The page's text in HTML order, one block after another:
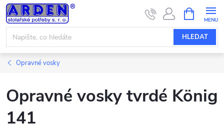
Přejít
na
obsah
HLEDAT
NÁKUPNÍ
KOŠÍK
Opravné vosky
Opravné vosky tvrdé König
141